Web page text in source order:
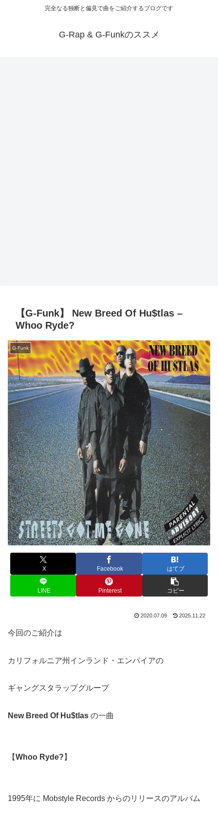
完全なる独断と偏見で曲をご紹介するブログです
G-Rap & G-Funkのススメ
【G-Funk】 New Breed Of Hu$tlas –
Whoo Ryde?
G-Funk
X Facebook はてブ
LINE Pinterest コピー
2020.07.09 2025.11.22
今回のご紹介は
カリフォルニア州インランド・エンパイアの
ギャングスタラップグループ
New Breed Of Hu$tlas の一曲
【Whoo Ryde? 】
1995年に Mobstyle Records からのリリースのアルバム